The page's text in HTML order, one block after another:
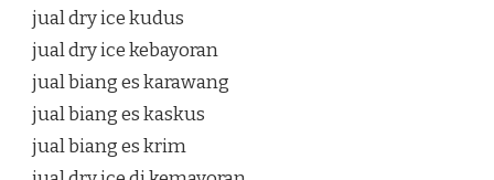
jual dry ice kudus
jual dry ice kebayoran
jual biang es karawang
jual biang es kaskus
jual biang es krim